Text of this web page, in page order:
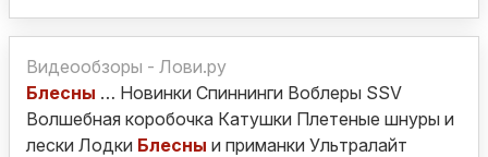
Видеообзоры - Лови.ру
Блесны … Новинки Спиннинги Воблеры SSV
Волшебная коробочка Катушки Плетеные шнуры и
лески Лодки Блесны и приманки Ультралайт